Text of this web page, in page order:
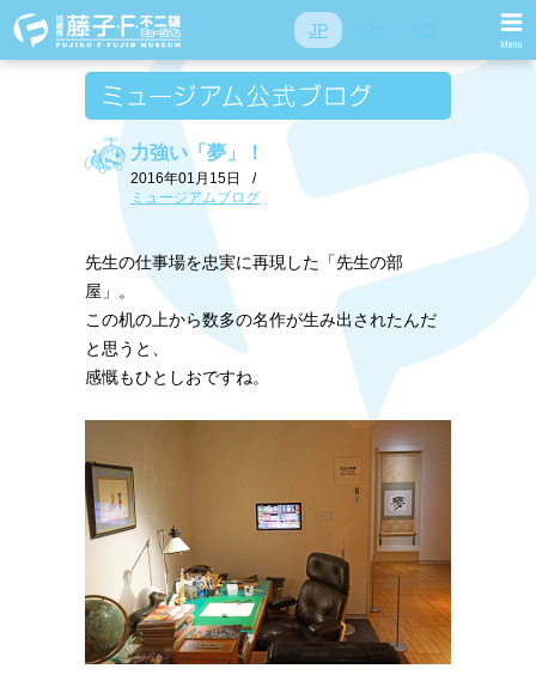
JP
力強い「夢」！
2016年01月15日
/
ミュージアムブログ
先生の仕事場を忠実に再現した「先生の部
屋」。
この机の上から数多の名作が生み出されたんだ
と思うと、
感慨もひとしおですね。